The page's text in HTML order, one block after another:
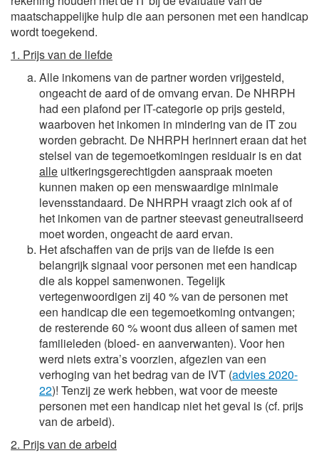
maatschappelijke hulp die aan personen met een handicap
wordt toegekend.
1. Prijs van de liefde
Alle inkomens van de partner worden vrijgesteld,
ongeacht de aard of de omvang ervan. De NHRPH
had een plafond per IT-categorie op prijs gesteld,
waarboven het inkomen in mindering van de IT zou
worden gebracht. De NHRPH herinnert eraan dat het
stelsel van de tegemoetkomingen residuair is en dat
alle uitkeringsgerechtigden aanspraak moeten
kunnen maken op een menswaardige minimale
levensstandaard. De NHRPH vraagt zich ook af of
het inkomen van de partner steevast geneutraliseerd
moet worden, ongeacht de aard ervan.
Het afschaffen van de prijs van de liefde is een
belangrijk signaal voor personen met een handicap
die als koppel samenwonen. Tegelijk
vertegenwoordigen zij 40 % van de personen met
een handicap die een tegemoetkoming ontvangen;
de resterende 60 % woont dus alleen of samen met
familieleden (bloed- en aanverwanten). Voor hen
werd niets extra’s voorzien, afgezien van een
verhoging van het bedrag van de IVT (advies 2020-
22)! Tenzij ze werk hebben, wat voor de meeste
personen met een handicap niet het geval is (cf. prijs
van de arbeid).
2. Prijs van de arbeid